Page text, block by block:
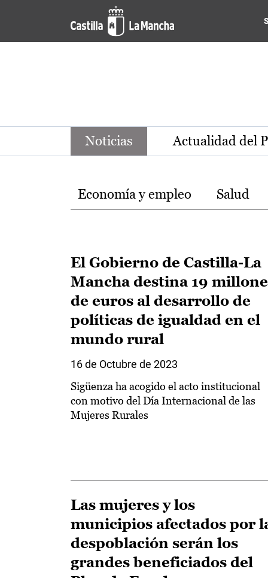
Pasar al contenido principal
Noticias de la región de
Noticias Actualidad del
Temas
Economía y empleo Salud
El Gobierno de Castilla-La
Mancha destina 19
de euros al desarrollo de
políticas de igualdad en el
mundo rural
16 de Octubre de 2023
Sigüenza ha acogido el acto institucional
con motivo del Día Internacional de las
Mujeres Rurales
Las mujeres y los
municipios afectados por
despoblación serán los
grandes beneficiados del